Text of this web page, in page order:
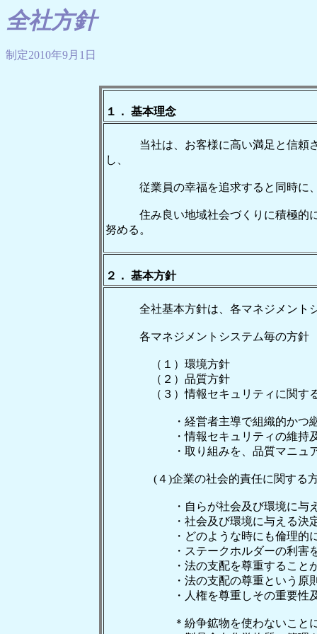
全社方針
制定2010年9月1日
１． 基本理念
当社は、お客様に高い満足と信頼さ
し、
従業員の幸福を追求すると同時に、
住み良い地域社会づくりに積極的に
努める。
２． 基本方針
全社基本方針は、各マネジメントシ
各マネジメントシステム毎の方針
（１）環境方針
（２）品質方針
（３）情報セキュリティに関す
・経営者主導で組織的かつ継続的
・情報セキュリティの維持及び
・取り組みを、品質マニュアル(
(４)企業の社会的責任に関する
・自らが社会及び環境に与える
・社会及び環境に与える決定及
・どのような時にも倫理的に
・ステークホルダーの利害を尊
・法の支配を尊重することが義
・法の支配の尊重という原則に従
・人権を尊重しその重要性及び
＊紛争鉱物を使わないことに